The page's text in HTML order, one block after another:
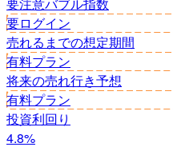
要ログイン
売れるまでの想定期間
有料プラン
将来の売れ行き予想
有料プラン
投資利回り
4.8%